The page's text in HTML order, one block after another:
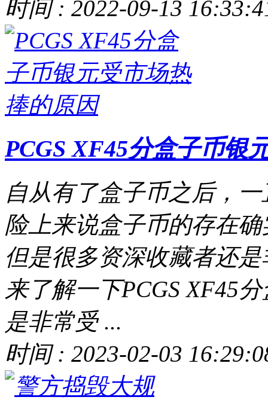
时间 : 2022-09-13
PCGS XF45分盒子币银
自从有了盒子币之后，
险上来说盒子币的存在
但是很多资深收藏者还
来了解一下PCGS XF45
是非常受 ...
时间 : 2023-02-03